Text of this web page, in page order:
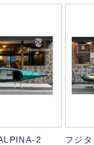
2
フジ